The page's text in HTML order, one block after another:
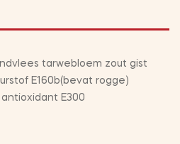
tarwebloem zout gist
E160b(bevat rogge)
E300